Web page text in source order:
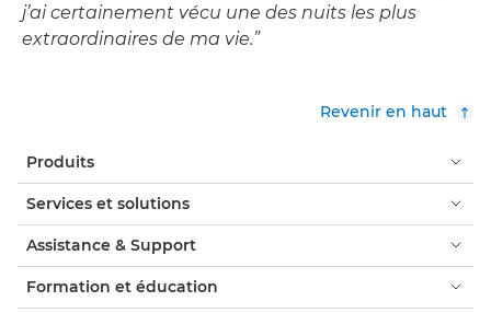
j’ai certainement vécu une des nuits les plus
extraordinaires de ma vie.”
Revenir en haut
Produits
Services et solutions
Assistance & Support
Formation et éducation